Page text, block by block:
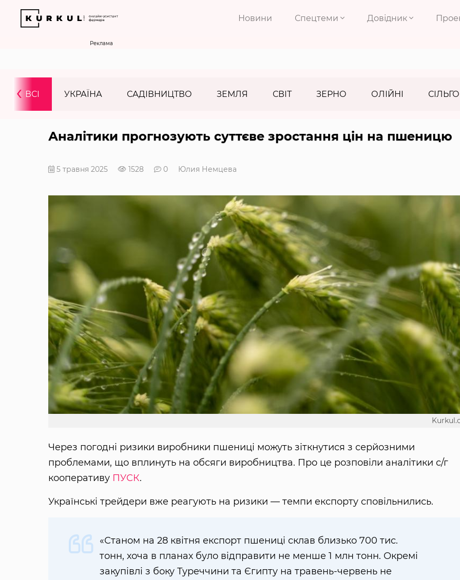
Новини Спецтеми Довідник
Реклама
ВСІ УКРАЇНА САДІВНИЦТВО ЗЕМЛЯ СВІТ ЗЕРНО ОЛІЙНІ
‹
Аналітики прогнозують суттєве зростання цін на пшеницю
5 травня 2025 1528 0 Юлия Немцева
Через погодні ризики виробники пшениці можуть зіткнутися з серйозними
проблемами, що вплинуть на обсяги виробництва. Про це розповіли аналітики с/г
кооперативу ПУСК.
Українські трейдери вже реагують на ризики — темпи експорту сповільнились.
«Станом на 28 квітня експорт пшениці склав близько 700 тис.
тонн, хоча в планах було відправити не менше 1 млн тонн. Окремі
закупівлі з боку Туреччини та Єгипту на травень-червень не